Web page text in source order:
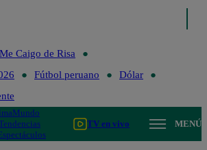
Me Caigo de Risa
Fútbol peruano
Dólar
Mundo
TV en vivo MENÚ